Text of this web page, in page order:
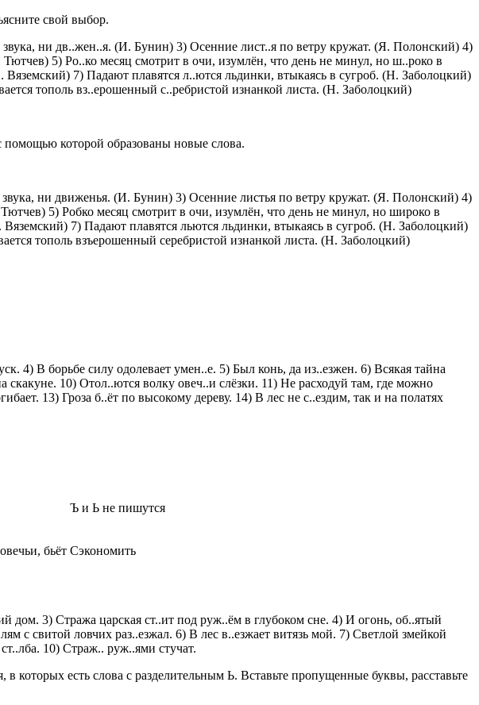
свой выбор.
ни дв..жен..я. (И. Бунин) 3) Осенние лист..я по ветру кружат. (Я. Полонский) 4)
5) Ро..ко месяц смотрит в очи, изумлён, что день не минул, но ш..роко в
7) Падают плавятся л..ются льдинки, втыкаясь в сугроб. (Н. Заболоцкий)
тополь вз..ерошенный с..ребристой изнанкой листа. (Н. Заболоцкий)
которой образованы новые слова.
ни движенья. (И. Бунин) 3) Осенние листья по ветру кружат. (Я. Полонский) 4)
5) Робко месяц смотрит в очи, изумлён, что день не минул, но широко в
7) Падают плавятся льются льдинки, втыкаясь в сугроб. (Н. Заболоцкий)
тополь взъерошенный серебристой изнанкой листа. (Н. Заболоцкий)
4) В борьбе силу одолевает умен..е. 5) Был конь, да из..езжен. 6) Всякая тайна
10) Отол..ются волку овеч..и слёзки. 11) Не расходуй там, где можно
13) Гроза б..ёт по высокому дереву. 14) В лес не с..ездим, так и на полатях
Ъ и Ь не пишутся
бьёт Сэкономить
дом. 3) Стража царская ст..ит под руж..ём в глубоком сне. 4) И огонь, об..ятый
с свитой ловчих раз..езжал. 6) В лес в..езжает витязь мой. 7) Светлой змейкой
10) Страж.. руж..ями стучат.
есть слова с разделительным Ь. Вставьте пропущенные буквы, расставьте